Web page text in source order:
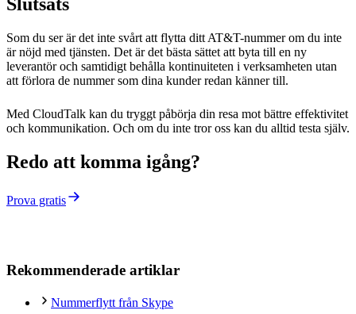
Som du ser är det inte svårt att flytta ditt AT&T-nummer om du inte
är nöjd med tjänsten. Det är det bästa sättet att byta till en ny
leverantör och samtidigt behålla kontinuiteten i verksamheten utan
att förlora de nummer som dina kunder redan känner till.
Med CloudTalk kan du tryggt påbörja din resa mot bättre effektivitet
och kommunikation. Och om du inte tror oss kan du alltid testa själv.
Redo att komma igång?
Prova gratis
Rekommenderade artiklar
Nummerflytt från Skype